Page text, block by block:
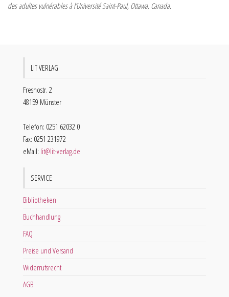
des adultes vulnérables à l’Université Saint-Paul, Ottawa, Canada.
LIT VERLAG
Fresnostr. 2
48159 Münster
Telefon: 0251 62032 0
Fax: 0251 231972
eMail: lit@lit-verlag.de
SERVICE
Bibliotheken
Buchhandlung
FAQ
Preise und Versand
Widerrufsrecht
AGB